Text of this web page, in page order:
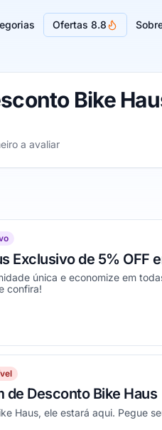
Ofertas 8.8
Bike
a 5 estrelas
a avaliar
Exclusivo de 5% OFF
única e economize em
confira!
de Desconto Bike Haus
Haus, ele estará aqui. Pegue